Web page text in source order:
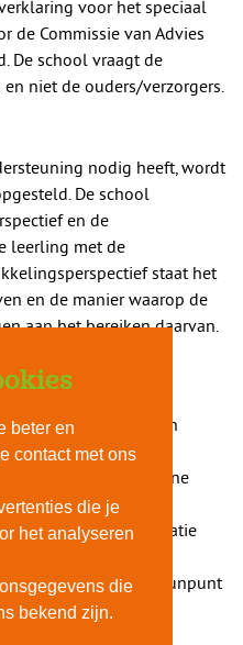
beter en
contact met ons
die je
het analyseren
die
bekend zijn.
voor het speciaal
de Commissie van Advies
De school vraagt de
niet de ouders/verzorgers.
nodig heeft, wordt
De school
en de
leerling met de
staat het
en de manier waarop de
aan het bereiken daarvan.
Groningen
. Meer algemene
Onderwijs informatie
verzorgers van
Het steunpunt